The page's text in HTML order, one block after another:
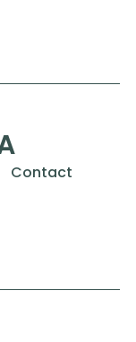
Contact